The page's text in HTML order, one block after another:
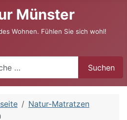
Münster
Wohnen. Fühlen Sie sich wohl!
Suchen
Natur-Matratzen